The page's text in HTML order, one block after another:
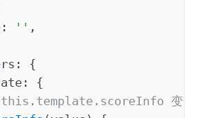
: '' ,
:
{
:
{
变化时